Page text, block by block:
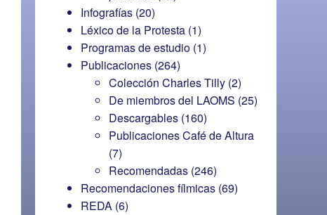
Infografías (20)
Léxico de la Protesta (1)
Programas de estudio (1)
Publicaciones (264)
Colección Charles Tilly (2)
De miembros del LAOMS (25)
Descargables (160)
Publicaciones Café de Altura
(7)
Recomendadas (246)
Recomendaciones fílmicas (69)
REDA (6)